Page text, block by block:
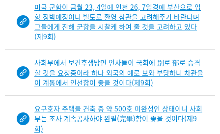
미국 군함이 금월 23, 4일에 인천 26, 7일경에 부산으로 입
항 정박예정이니 별도로 환영 참관을 고려해주기 바란다며
그들에게 진해 군항을 시찰케 하여 줄 것을 고려하고 있다
(제9회)
사회부에서 보건후생방면 인사들이 국회에 別로 部로 승격
할 것을 요청중이라 하나 외국의 예로 보와 부당하니 차관을
이 계통에서 인선함이 좋을 것이다(제9회)
요구호자 주택을 건축 중 약 500호 미완성인 상태이니 사회
부는 조사 계속공사하야 완필(完畢)함이 좋을 것이다(제9
회)